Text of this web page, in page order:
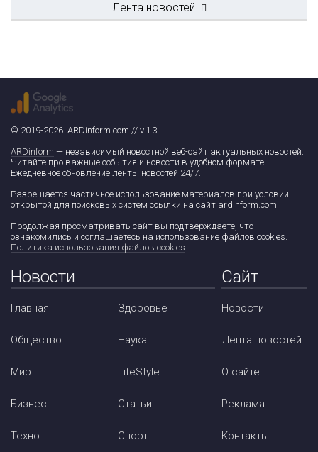
Лента новостей
© 2019-2026. ARDinform.com // v.1.3
ARDinform — независимый новостной веб-сайт актуальных новостей.
Читайте про важные события и новости в удобном формате.
Ежедневное обновление ленты новостей 24/7.
Разрешается частичное использование материалов при условии
открытой для поисковых систем ссылки на сайт ardinform.com
Продолжая просматривать сайт вы подтверждаете, что
ознакомились и соглашаетесь на использование файлов cookies.
Политика использования файлов cookies.
Новости
Главная
Общество
Мир
Бизнес
Техно
Здоровье
Наука
LifeStyle
Статьи
Спорт
Сайт
Новости
Лента новостей
О сайте
Реклама
Контакты